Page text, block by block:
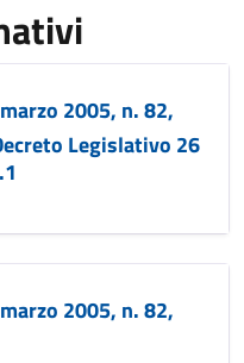
2005, n. 82,
Legislativo 26
2005, n. 82,